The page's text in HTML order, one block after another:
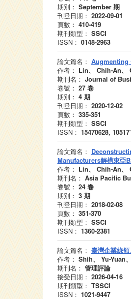
期別： September 期
刊登日期： 2022-09-01
頁數： 410-419
期刊類型： SSCI
ISSN： 0148-2963
論文篇名： Augmenting
作者： Lin、 Chih-An、
期刊名： Journal of
卷號： 27 卷
期別： 4 期
刊登日期： 2020-12-02
頁數： 335-351
期刊類型： SSCI
ISSN： 15470628,
論文篇名：
Manufacturers解構東亞
作者： Lin、 Chih-An、
期刊名： Asia Pacific
卷號： 24 卷
期別： 3 期
刊登日期： 2018-02-08
頁數： 351-370
期刊類型： SSCI
ISSN： 1360-2381
論文篇名： 臺灣企業綠
作者： Shih、 Yu-Yuan
期刊名： 管理評論
接受日期： 2026-04-16
期刊類型： TSSCI
ISSN： 1021-9447